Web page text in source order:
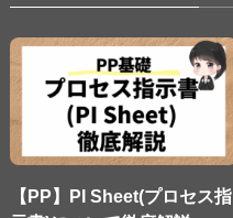
【PP】PI Sheet(プロセス指